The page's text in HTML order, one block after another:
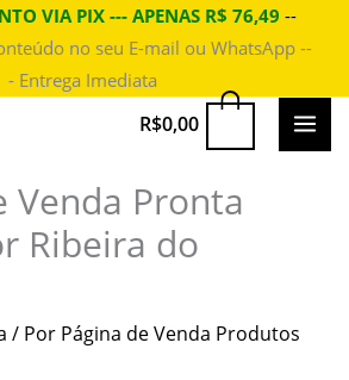
VIA PIX --- APENAS R$ 76,49 --
no seu E-mail ou WhatsApp --
- Entrega Imediata
R$0,00
Venda Pronta
Ribeira do
/ Por Página de Venda Produtos